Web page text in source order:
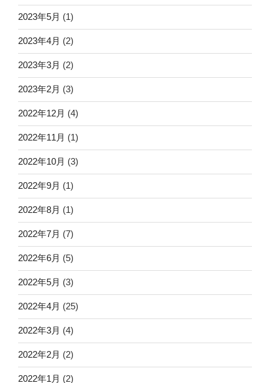
2023年5月 (1)
2023年4月 (2)
2023年3月 (2)
2023年2月 (3)
2022年12月 (4)
2022年11月 (1)
2022年10月 (3)
2022年9月 (1)
2022年8月 (1)
2022年7月 (7)
2022年6月 (5)
2022年5月 (3)
2022年4月 (25)
2022年3月 (4)
2022年2月 (2)
2022年1月 (2)